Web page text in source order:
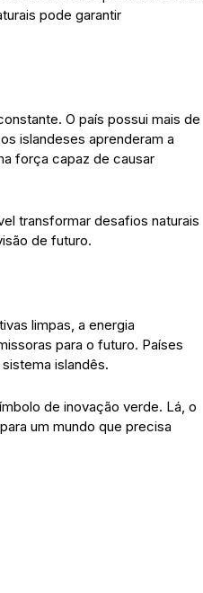
pode garantir
O país possui mais de
islandeses aprenderam a
força capaz de causar
transformar desafios naturais
de futuro.
limpas, a energia
para o futuro. Países
islandês.
de inovação verde. Lá, o
um mundo que precisa